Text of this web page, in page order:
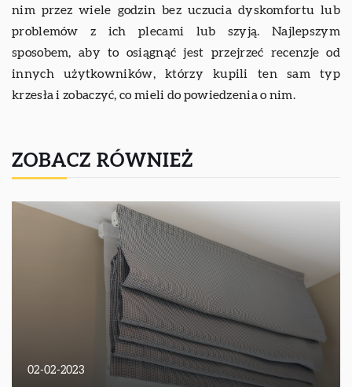
nim przez wiele godzin bez uczucia dyskomfortu lub
problemów z ich plecami lub szyją. Najlepszym
sposobem, aby to osiągnąć jest przejrzeć recenzje od
innych użytkowników, którzy kupili ten sam typ
krzesła i zobaczyć, co mieli do powiedzenia o nim.
ZOBACZ RÓWNIEŻ
02-02-2023